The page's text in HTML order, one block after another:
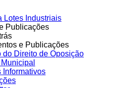
Lotes Industriais
Publicações
e Publicações
do Direito de Oposição
Informativos